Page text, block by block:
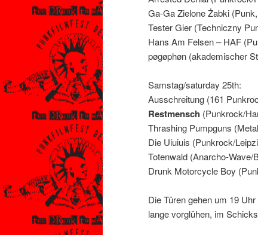
Ga-Ga Zielone Żabki
Tester Gier (Techniczny
Hans Am Felsen – HAF
pøgøphøn (akademischer
Samstag/saturday 25th:
Ausschreitung (161
Restmensch (Punkrock/
Thrashing Pumpguns
Die Uiuiuis (Punkrock/
Totenwald (Anarcho-Wave/
Drunk Motorcycle Boy
Die Türen gehen um 19
lange vorglühen, im